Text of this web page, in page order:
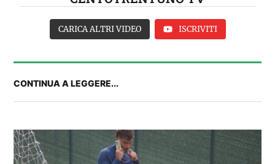
CARICA ALTRI VIDEO ISCRIVITI
CONTINUA A LEGGERE...